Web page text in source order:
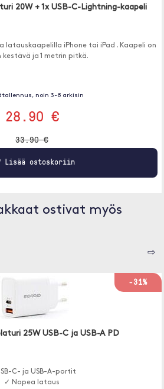
20W + 1x USB-C-Lightning-kaapeli
latauskaapelilla iPhone tai iPad . Kaapeli on
ja 1 metrin pitkä.
noin 3-8 arkisin
28.90 €
33.90 €
Lisää ostoskoriin
ostivat myös
⇨
-31%
25W USB-C ja USB-A PD
C- ja USB-A-portit
✓ Nopea lataus